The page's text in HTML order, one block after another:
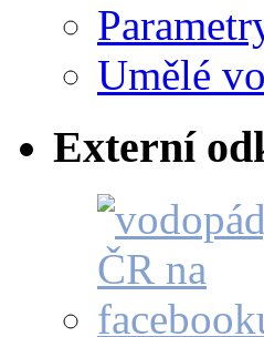
Umělé
Externí